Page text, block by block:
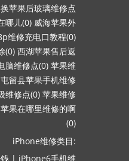
苹果后玻璃维修点
哪儿(0) 威海苹果外
维修充电口教程(0)
(0) 西湖苹果售后返
脑维修点(0) 苹果维
屯留县苹果手机维修
维修点(0) 苹果维修
果在哪里维修的啊
(0)
iPhone维修类目:
| iPhone6手机维